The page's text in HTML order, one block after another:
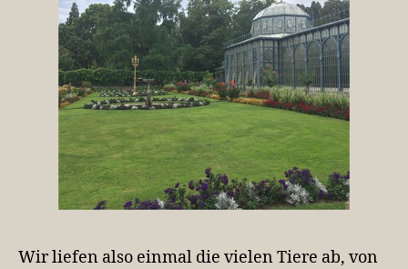
Wir liefen also einmal die vielen Tiere ab, von